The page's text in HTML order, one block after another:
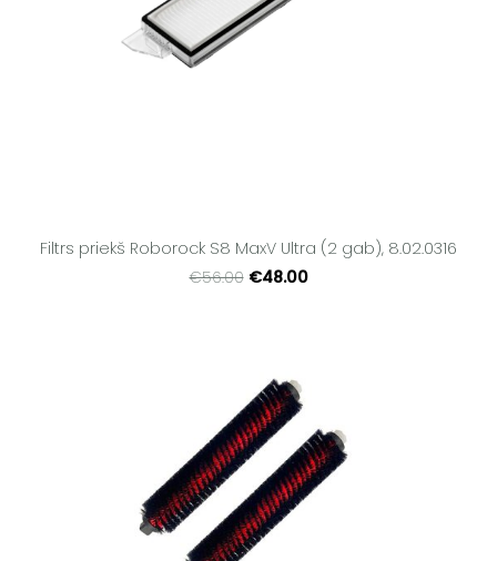
Filtrs priekš Roborock S8 MaxV Ultra (2 gab), 8.02.0316
€56.00 €48.00